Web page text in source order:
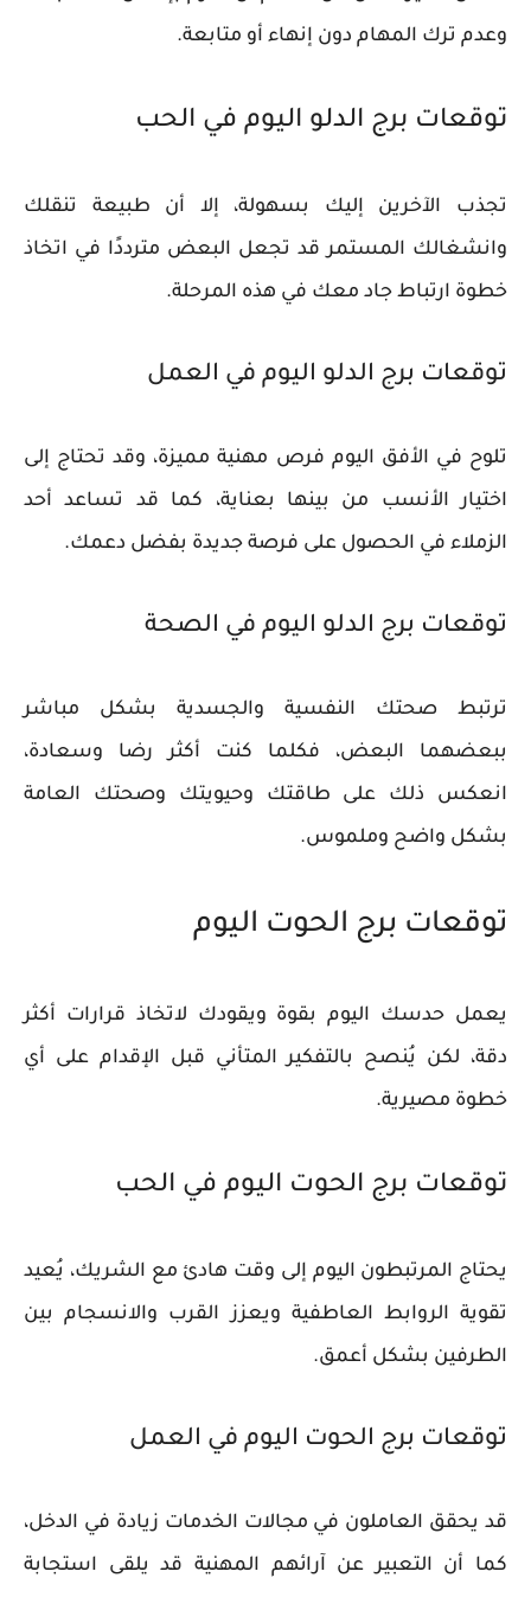
وعدم ترك المهام دون إنهاء أو متابعة.
توقعات برج الدلو اليوم في الحب
تجذب الآخرين إليك بسهولة، إلا أن طبيعة تنقلك
وانشغالك المستمر قد تجعل البعض مترددًا في اتخاذ
خطوة ارتباط جاد معك في هذه المرحلة.
توقعات برج الدلو اليوم في العمل
تلوح في الأفق اليوم فرص مهنية مميزة، وقد تحتاج إلى
اختيار الأنسب من بينها بعناية، كما قد تساعد أحد
الزملاء في الحصول على فرصة جديدة بفضل دعمك.
توقعات برج الدلو اليوم في الصحة
ترتبط صحتك النفسية والجسدية بشكل مباشر
ببعضهما البعض، فكلما كنت أكثر رضا وسعادة،
انعكس ذلك على طاقتك وحيويتك وصحتك العامة
بشكل واضح وملموس.
توقعات برج الحوت اليوم
يعمل حدسك اليوم بقوة ويقودك لاتخاذ قرارات أكثر
دقة، لكن يُنصح بالتفكير المتأني قبل الإقدام على أي
خطوة مصيرية.
توقعات برج الحوت اليوم في الحب
يحتاج المرتبطون اليوم إلى وقت هادئ مع الشريك، يُعيد
تقوية الروابط العاطفية ويعزز القرب والانسجام بين
الطرفين بشكل أعمق.
توقعات برج الحوت اليوم في العمل
قد يحقق العاملون في مجالات الخدمات زيادة في الدخل،
كما أن التعبير عن آرائهم المهنية قد يلقى استجابة